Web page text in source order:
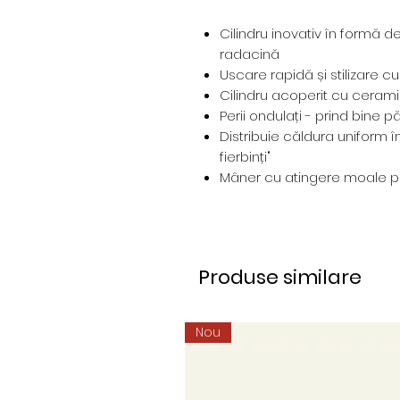
Cilindru inovativ în formă
radacină
Uscare rapidă și stilizare
Cilindru acoperit cu
Perii ondulați - prind bine
Distribuie căldura uniform
fierbinți"
Mâner cu atingere moale
Produse similare
Nou